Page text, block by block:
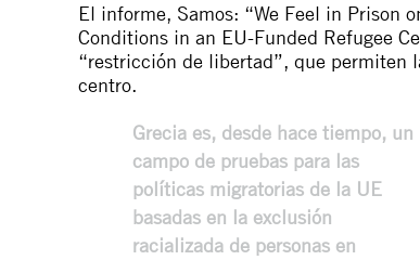
El informe, Samos: “We Feel in Prison
Conditions in an EU-Funded Refugee
“restricción de libertad”, que permiten
centro.
Grecia es, desde hace tiempo, un
campo de pruebas para las
políticas migratorias de la UE
basadas en la exclusión
racializada de personas en